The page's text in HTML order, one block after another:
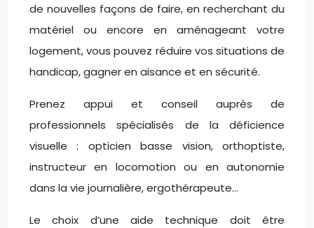
de nouvelles façons de faire, en recherchant du
matériel ou encore en aménageant votre
logement, vous pouvez réduire vos situations de
handicap, gagner en aisance et en sécurité.
Prenez appui et conseil auprès de
professionnels spécialisés de la déficience
visuelle : opticien basse vision, orthoptiste,
instructeur en locomotion ou en autonomie
dans la vie journalière, ergothérapeute…
Le choix d’une aide technique doit être